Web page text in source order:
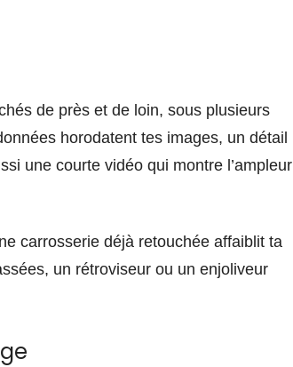
de près et de loin, sous plusieurs
horodatent tes images, un détail
une courte vidéo qui montre l’ampleur
carrosserie déjà retouchée affaiblit ta
un rétroviseur ou un enjoliveur